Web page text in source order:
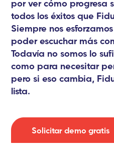
por ver cómo progresa
todos los éxitos que
Siempre nos
poder escuchar más
Todavía no somos lo
como para necesitar
pero si eso cambia,
lista.
Solicitar demo gratis